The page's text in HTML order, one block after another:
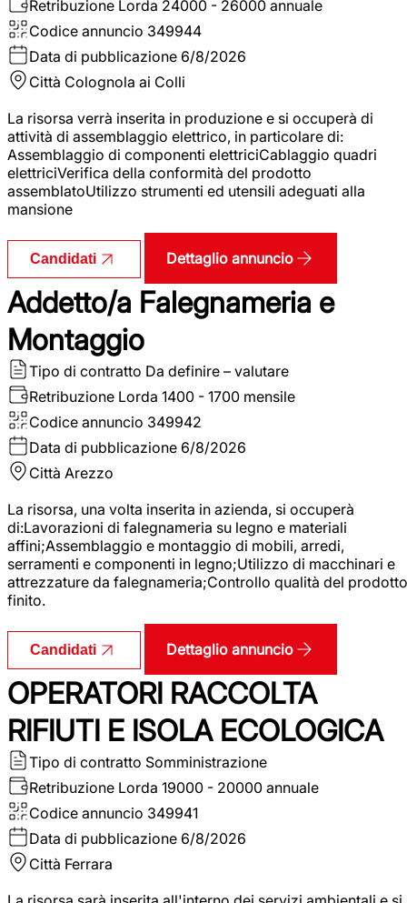
Retribuzione Lorda 24000 - 26000 annuale
Codice annuncio 349944
Data di pubblicazione 6/8/2026
Città Colognola ai Colli
La risorsa verrà inserita in produzione e si occuperà di
attività di assemblaggio elettrico, in particolare di:
Assemblaggio di componenti elettriciCablaggio quadri
elettriciVerifica della conformità del prodotto
assemblatoUtilizzo strumenti ed utensili adeguati alla
mansione
Candidati Dettaglio annuncio
Addetto/a Falegnameria e
Montaggio
Tipo di contratto Da definire – valutare
Retribuzione Lorda 1400 - 1700 mensile
Codice annuncio 349942
Data di pubblicazione 6/8/2026
Città Arezzo
La risorsa, una volta inserita in azienda, si occuperà
di:Lavorazioni di falegnameria su legno e materiali
affini;Assemblaggio e montaggio di mobili, arredi,
serramenti e componenti in legno;Utilizzo di macchinari e
attrezzature da falegnameria;Controllo qualità del prodotto
finito.
Candidati Dettaglio annuncio
OPERATORI RACCOLTA
RIFIUTI E ISOLA ECOLOGICA
Tipo di contratto Somministrazione
Retribuzione Lorda 19000 - 20000 annuale
Codice annuncio 349941
Data di pubblicazione 6/8/2026
Città Ferrara